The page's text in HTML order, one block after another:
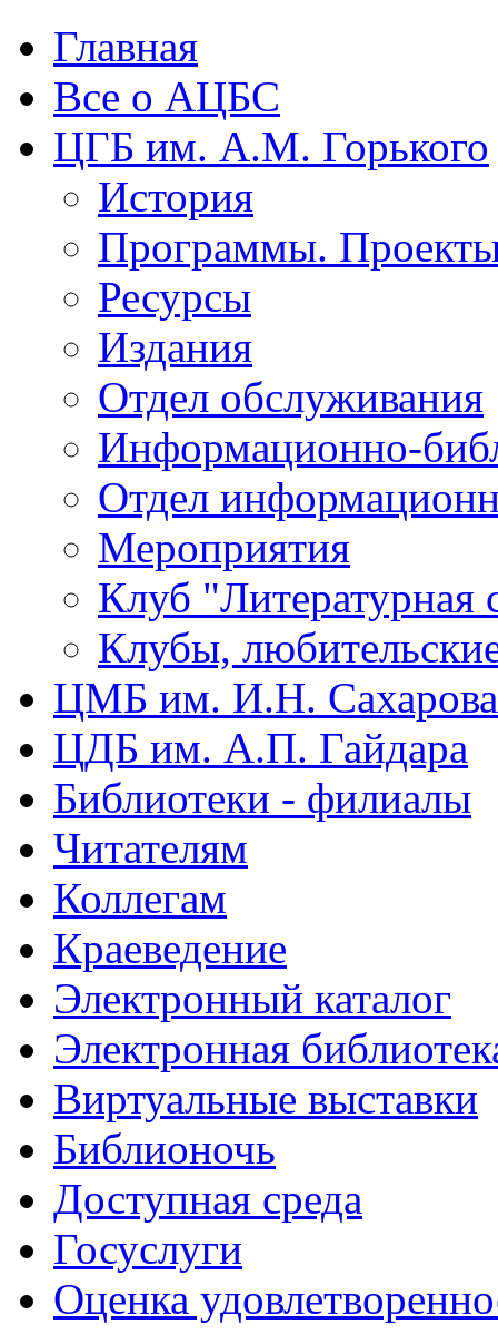
Главная
Все о АЦБС
ЦГБ им. А.М. Горького
История
Программы.
Ресурсы
Издания
Отдел обслуживания
Информационно-
Отдел
Мероприятия
Клуб "Литературная
Клубы,
ЦМБ им. И.Н. Сахарова
ЦДБ им. А.П. Гайдара
Библиотеки - филиалы
Читателям
Коллегам
Краеведение
Электронный каталог
Электронная
Виртуальные выставки
Библионочь
Доступная среда
Госуслуги
Оценка